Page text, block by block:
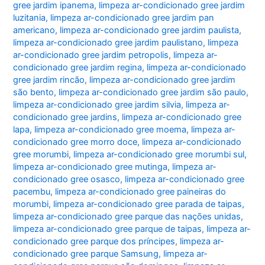
gree jardim ipanema, limpeza ar-condicionado gree jardim
luzitania, limpeza ar-condicionado gree jardim pan
americano, limpeza ar-condicionado gree jardim paulista,
limpeza ar-condicionado gree jardim paulistano, limpeza
ar-condicionado gree jardim petropolis, limpeza ar-
condicionado gree jardim regina, limpeza ar-condicionado
gree jardim rincão, limpeza ar-condicionado gree jardim
são bento, limpeza ar-condicionado gree jardim são paulo,
limpeza ar-condicionado gree jardim silvia, limpeza ar-
condicionado gree jardins, limpeza ar-condicionado gree
lapa, limpeza ar-condicionado gree moema, limpeza ar-
condicionado gree morro doce, limpeza ar-condicionado
gree morumbi, limpeza ar-condicionado gree morumbi sul,
limpeza ar-condicionado gree mutinga, limpeza ar-
condicionado gree osasco, limpeza ar-condicionado gree
pacembu, limpeza ar-condicionado gree paineiras do
morumbi, limpeza ar-condicionado gree parada de taipas,
limpeza ar-condicionado gree parque das nações unidas,
limpeza ar-condicionado gree parque de taipas, limpeza ar-
condicionado gree parque dos príncipes, limpeza ar-
condicionado gree parque Samsung, limpeza ar-